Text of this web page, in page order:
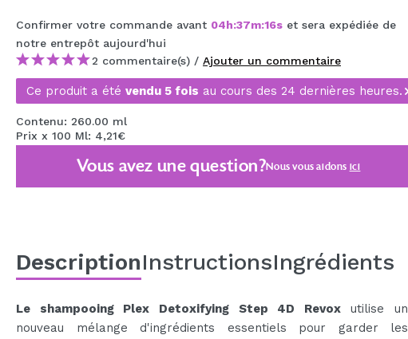
MAQUIFARMA
KOREA ZONE
TRAVEL SIZE
OFFRES
BIENTÔT DISPONIBLE
Confirmer votre commande avant 04h:37m:15set sera expédiée de
notre entrepôt aujourd'hui
2 commentaire(s) / Ajouter un commentaire
Ce produit a été vendu 5 fois au cours des 24 dernières heures.
Contenu: 260.00 ml
Prix x 100 Ml: 4,21€
Vous avez une question?Nous vous aidons ici
DescriptionInstructionsIngrédients
Le shampooing Plex Detoxifying Step 4D Revoxutilise un
nouveau mélange d'ingrédients essentiels pour garder les